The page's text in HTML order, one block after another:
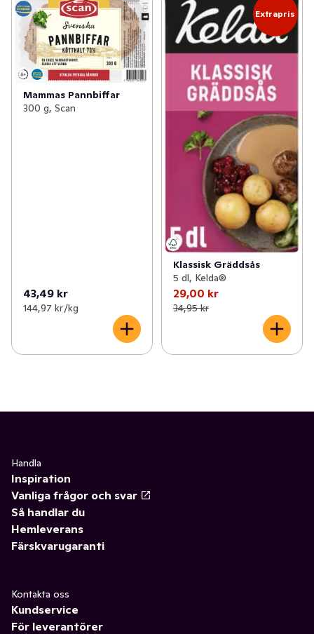
Mammas Pannbiffar
300 g, Scan
43,49 kr
144,97 kr /kg
Extrapris
Klassisk Gräddsås
5 dl, Kelda®
29,00 kr
34,95 kr
Handla
Inspiration
Vanliga frågor och svar
Så handlar du
Hemleverans
Färskvarugaranti
Kontakta oss
Kundservice
För leverantörer